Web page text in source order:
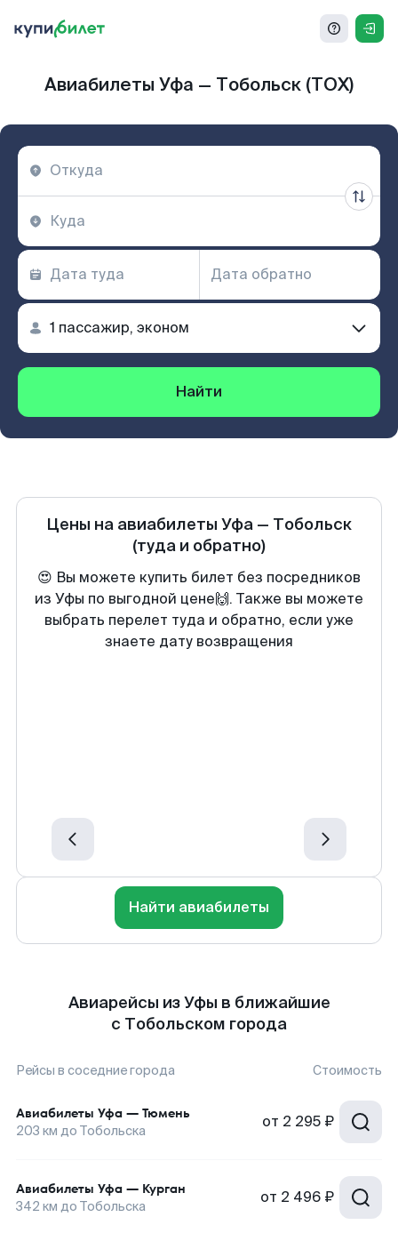
Авиабилеты Уфа — Тобольск (TOX)
Найти
Цены на авиабилеты Уфа — Тобольск
(туда и обратно)
😍 Вы можете купить билет без посредников
из Уфы по выгодной цене🙌. Также вы можете
выбрать перелет туда и обратно, если уже
знаете дату возвращения
Найти авиабилеты
Авиарейсы из Уфы в ближайшие
с Тобольском города
Рейсы в соседние города Стоимость
Авиабилеты Уфа — Тюмень
203 км до Тобольска от 2 295 ₽
Авиабилеты Уфа — Курган
342 км до Тобольска от 2 496 ₽